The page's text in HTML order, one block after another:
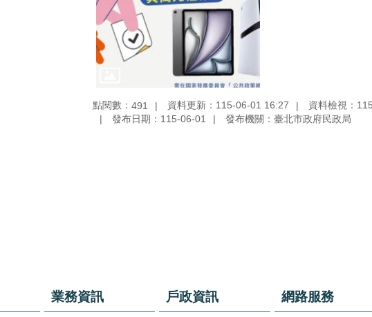
點閱數： 491 資料更新：115-06-01 16:27 資料檢視：
發布日期：115-06-01
發布機關：臺北市政府民政局
業務資訊 戶政資訊 網路服務